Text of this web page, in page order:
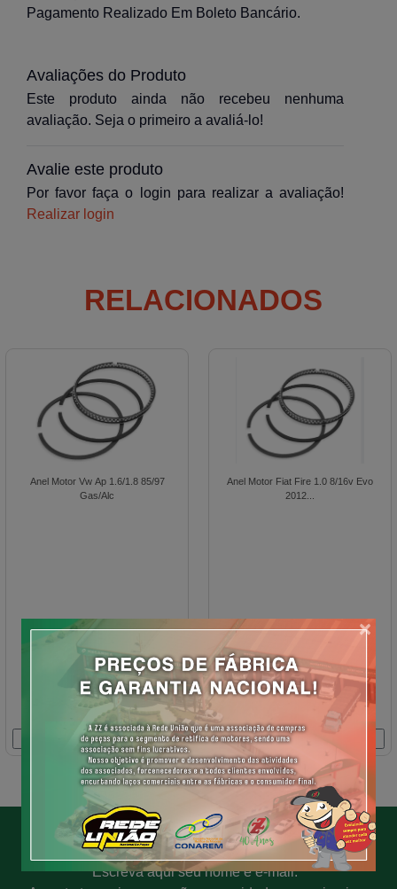
Pagamento Realizado Em Boleto Bancário.
Avaliações do Produto
Este produto ainda não recebeu nenhuma
avaliação. Seja o primeiro a avaliá-lo!
Avalie este produto
Por favor faça o login para realizar a avaliação!
Realizar login
RELACIONADOS
PROMOÇÕES EXCLUSIVAS
Escreva aqui seu nome e e-mail.
×